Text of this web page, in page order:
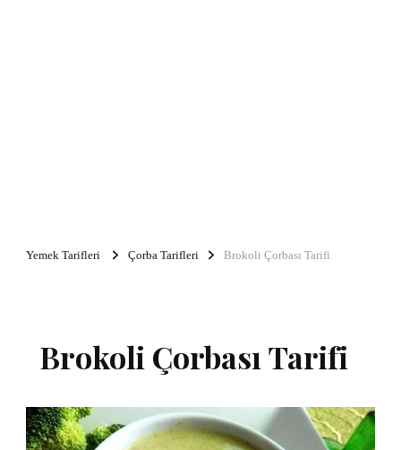
Yemek Tarifleri Çorba Tarifleri Brokoli Çorbası Tarifi
Brokoli Çorbası Tarifi